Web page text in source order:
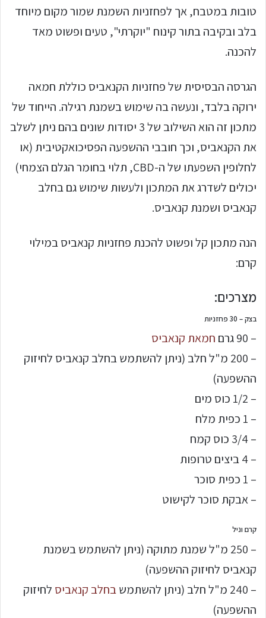
טובות במטבח, אך לפחזניות השמנת שמור מקום מיוחד
בלב ובקיבה בתור קינוח "יוקרתי", טעים ופשוט מאד
להכנה.
הגרסה הבסיסית של פחזניות הקנאביס כוללת חמאה
ירוקה בלבד, ונעשה בה שימוש בשמנת רגילה. הייחוד של
מתכון זה הוא השילוב של 3 יסודות שונים בהם ניתן לשלב
את הקנאביס, וכך חובבי ההשפעה הפסיכואקטיבית (או
לחלופין השפעתו של ה-CBD, תלוי בחומר הגלם הצמחי)
יכולים לשדרג את המתכון ולעשות שימוש גם בחלב
קנאביס ושמנת קנאביס.
הנה מתכון קל ופשוט להכנת פחזניות קנאביס במילוי
קרם:
מצרכים:
בצק – 30 פחזניות
– 90 גרם
חמאת קנאביס
– 200 מ"ל חלב (ניתן להשתמש בחלב קנאביס לחיזוק
ההשפעה)
– 1/2 כוס מים
– 1 כפית מלח
– 3/4 כוס קמח
– 4 ביצים טרופות
– 1 כפית סוכר
– אבקת סוכר לקישוט
קרם וניל
– 250 מ"ל שמנת מתוקה (ניתן להשתמש בשמנת
קנאביס לחיזוק ההשפעה)
– 240 מ"ל חלב (ניתן להשתמש
בחלב קנאביס לחיזוק
ההשפעה)